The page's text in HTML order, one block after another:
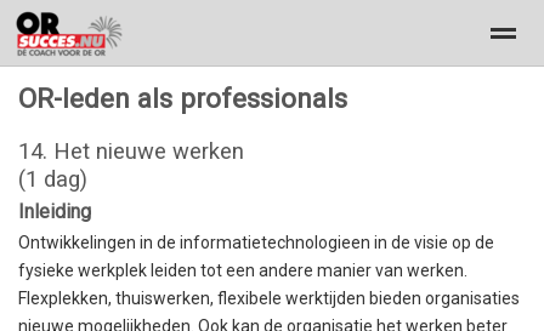
Dé coach voor de OR workscouncil
Home
OR-leden als professionals
14. Het nieuwe werken
(1 dag)
Inleiding
Ontwikkelingen in de informatietechnologieen in de visie op de
fysieke werkplek leiden tot een andere manier van werken.
Flexplekken, thuiswerken, flexibele werktijden bieden organisaties
nieuwe mogelijkheden. Ook kan de organisatie het werken beter